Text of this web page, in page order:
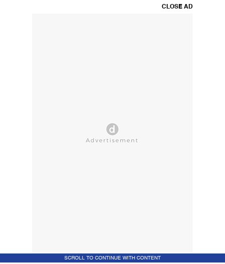
CLOSE AD
SCROLL TO CONTINUE WITH CONTENT